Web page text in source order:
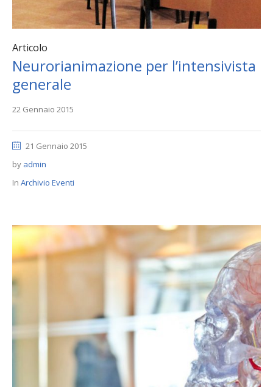
Articolo
Neurorianimazione per l’intensivista
generale
22 Gennaio 2015
21 Gennaio 2015
by admin
In Archivio Eventi